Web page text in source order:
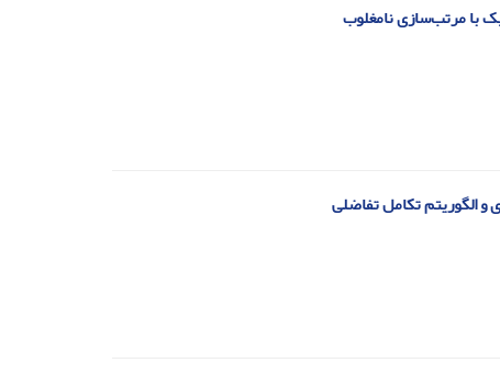
با مرتب‌سازی نامغلوب